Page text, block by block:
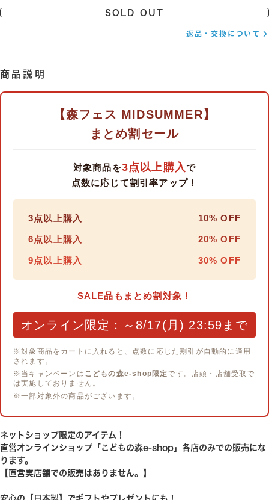
SOLD OUT
返品・交換について
商品説明
【森フェス MIDSUMMER】
まとめ割セール
対象商品を3点以上購入で
点数に応じて割引率アップ！
3点以上購入 10% OFF
6点以上購入 20% OFF
9点以上購入 30% OFF
SALE品もまとめ割対象！
オンライン限定：～8/17(月) 23:59まで
※対象商品をカートに入れると、点数に応じた割引が自動的に適用
されます。
※当キャンペーンは こどもの森e-shop限定です。店頭・店舗受取で
は実施しておりません。
※一部対象外の商品がございます。
ネットショップ限定のアイテム！
直営オンラインショップ「こどもの森e-shop」各店のみでの販売にな
ります。
【直営実店舗での販売はありません。】
安心の【日本製】でギフトやプレゼントにも！